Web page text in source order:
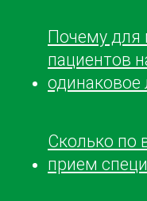
Почему для
пациентов
одинаковое
Сколько по
прием